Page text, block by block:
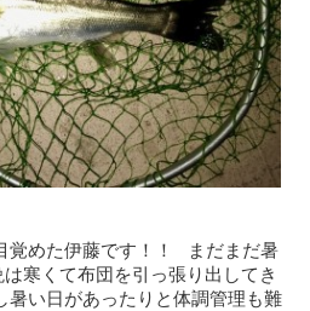
覚めた伊藤です！！ まだまだ暑
寒くて布団を引っ張り出してき
暑い日があったりと体調管理も難